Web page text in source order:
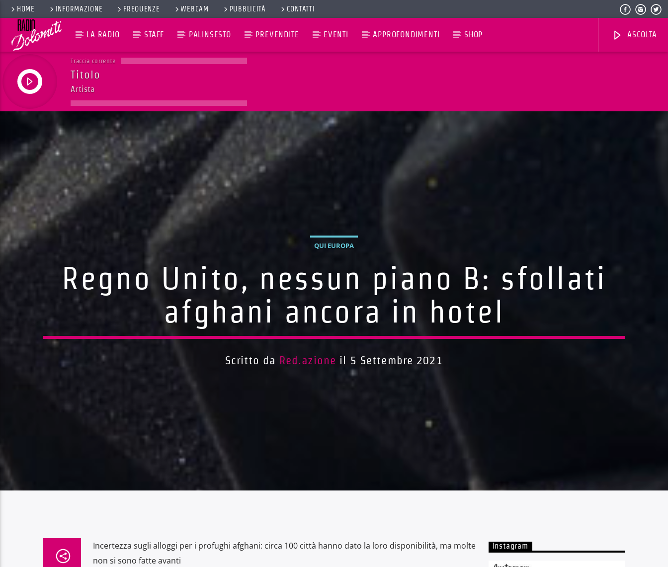
HOME INFORMAZIONE FREQUENZE WEBCAM PUBBLICITÀ CONTATTI
LA RADIO STAFF PALINSESTO PREVENDITE EVENTI APPROFONDIMENTI SHOP ASCOLTA
Traccia corrente
Titolo
Artista
QUI EUROPA
Regno Unito, nessun piano B: sfollati
afghani ancora in hotel
Scritto da Red.azione il 5 Settembre 2021
Incertezza sugli alloggi per i profughi afghani: circa 100 città hanno dato la loro disponibilità, ma molte
non si sono fatte avanti
Instagram